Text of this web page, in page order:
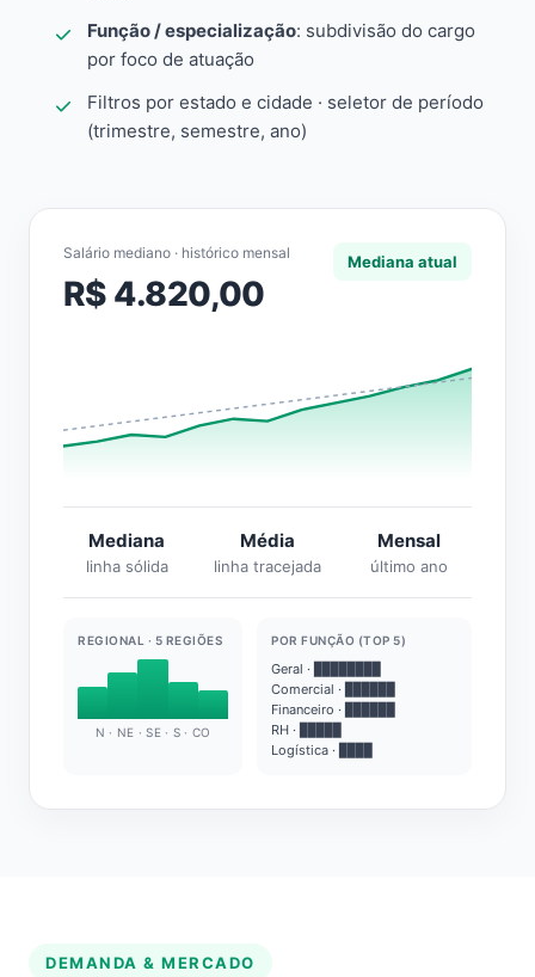
Função / especialização: subdivisão do cargo
por foco de atuação
Filtros por estado e cidade · seletor de período
(trimestre, semestre, ano)
Salário mediano · histórico mensal
R$ 4.820,00
Mediana atual
Mediana
linha sólida
Média
linha tracejada
Mensal
último ano
REGIONAL · 5 REGIÕES
N · NE · SE · S · CO
POR FUNÇÃO (TOP 5)
Geral · ████████
Comercial · ██████
Financeiro · ██████
RH · █████
Logística · ████
DEMANDA & MERCADO